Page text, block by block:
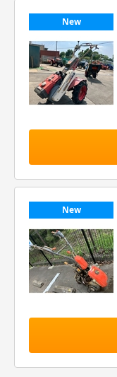
New
New